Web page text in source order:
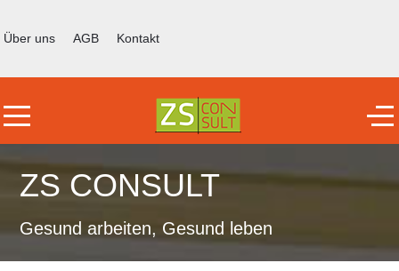
Über uns AGB Kontakt
Mobile Menu Toggle
ZS CONSULT
Gesund arbeiten, Gesund leben